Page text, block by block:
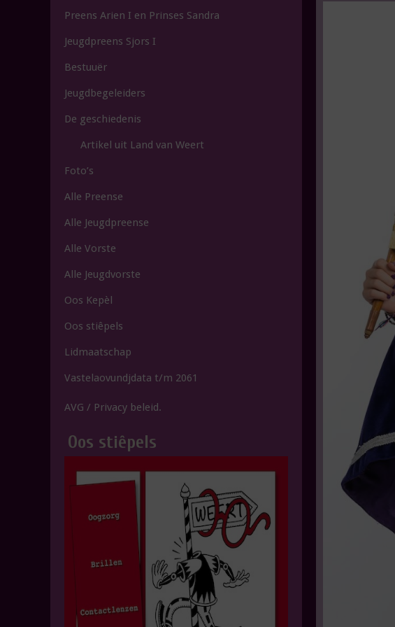
HEIKNUITERS
Preens Arien I en Prinses Sandra
Jeugdpreens Sjors I
Bestuuër
Jeugdbegeleiders
De geschiedenis
Artikel uit Land van Weert
Foto’s
Alle Preense
Alle Jeugdpreense
Alle Vorste
Alle Jeugdvorste
Oos Kepèl
Oos stiêpels
Lidmaatschap
Vastelaovundjdata t/m 2061
AVG / Privacy beleid.
Oos stiêpels